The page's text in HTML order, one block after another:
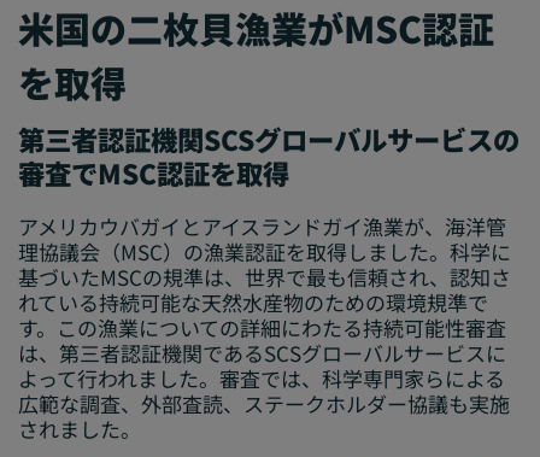
米国の二枚貝漁業がMSC認証
を取得
第三者認証機関SCSグローバルサービスの
審査でMSC認証を取得
アメリカウバガイとアイスランドガイ漁業が、海洋管
理協議会（MSC）の漁業認証を取得しました。科学に
基づいたMSCの規準は、世界で最も信頼され、認知さ
れている持続可能な天然水産物のための環境規準で
す。この漁業についての詳細にわたる持続可能性審査
は、第三者認証機関であるSCSグローバルサービスに
よって行われました。審査では、科学専門家らによる
広範な調査、外部査読、ステークホルダー協議も実施
されました。